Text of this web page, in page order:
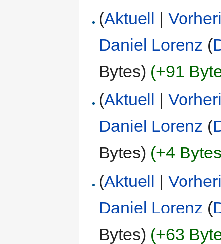
(Aktuell |
Daniel Lorenz (
Bytes) (+91
(Aktuell |
Daniel Lorenz (
Bytes) (+4
(Aktuell |
Daniel Lorenz (
Bytes) (+63